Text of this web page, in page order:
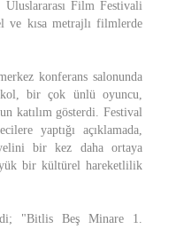
Film Festivali
ve kısa metrajlı filmlerde
konferans salonunda
bir çok ünlü oyuncu,
katılım gösterdi. Festival
yaptığı açıklamada,
bir kez daha ortaya
bir kültürel hareketlilik
"Bitlis Beş Minare 1.